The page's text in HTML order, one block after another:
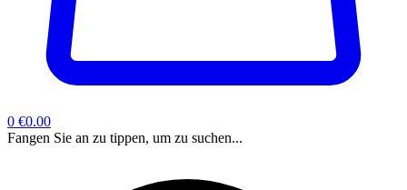
0 €0.00
Fangen Sie an zu tippen, um zu suchen...